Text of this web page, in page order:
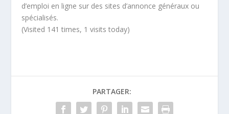
d’emploi en ligne sur des sites d’annonce généraux ou
spécialisés.
(Visited 141 times, 1 visits today)
PARTAGER: